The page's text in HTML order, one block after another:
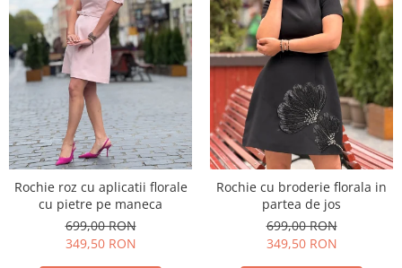
Rochie roz cu aplicatii florale
cu pietre pe maneca
699,00 RON
349,50 RON
Rochie cu broderie florala in
partea de jos
699,00 RON
349,50 RON